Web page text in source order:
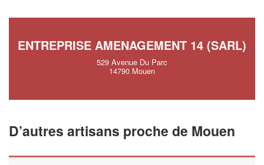
ENTREPRISE AMENAGEMENT 14 (SARL)
529 Avenue Du Parc
14790 Mouen
D’autres artisans proche de Mouen